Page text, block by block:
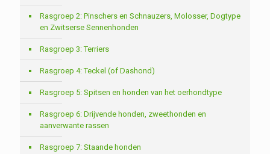
Rasgroep 2: Pinschers en Schnauzers, Molosser, Dogtype
en Zwitserse Sennenhonden
Rasgroep 3: Terriers
Rasgroep 4: Teckel (of Dashond)
Rasgroep 5: Spitsen en honden van het oerhondtype
Rasgroep 6: Drijvende honden, zweethonden en
aanverwante rassen
Rasgroep 7: Staande honden